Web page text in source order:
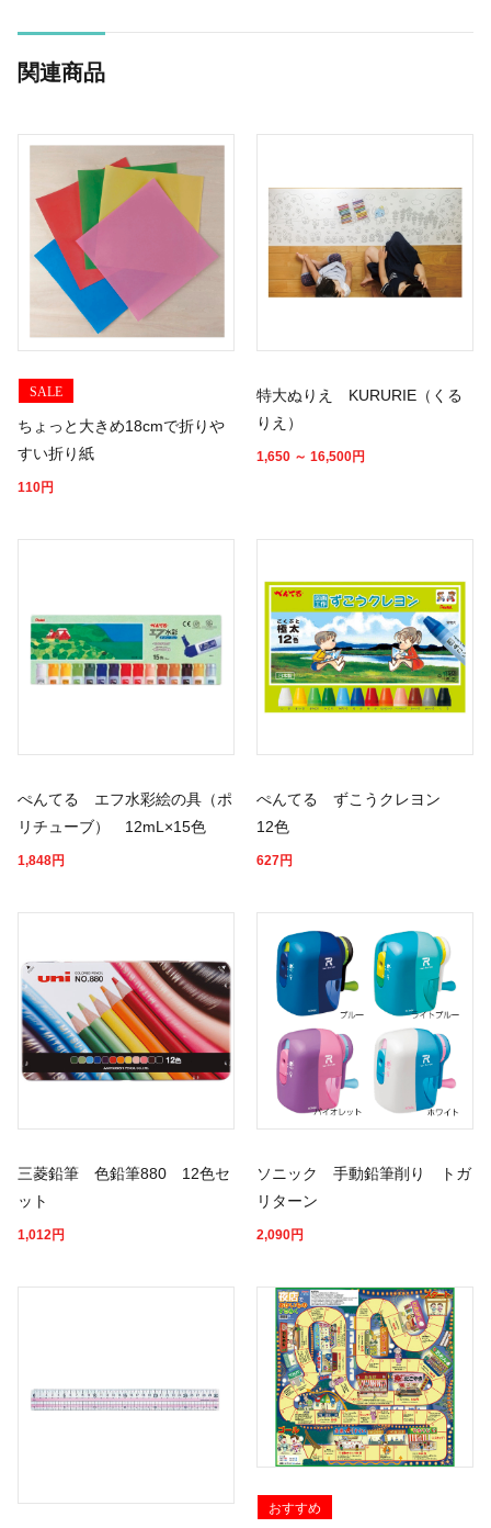
関連商品
SALE
ちょっと大きめ18cmで折りや
すい折り紙
110円
特大ぬりえ KURURIE（くる
りえ）
1,650 ～ 16,500円
ぺんてる エフ水彩絵の具（ポ
リチューブ） 12mL×15色
1,848円
ぺんてる ずこうクレヨン
12色
627円
三菱鉛筆 色鉛筆880 12色セ
ット
1,012円
ソニック 手動鉛筆削り トガ
リターン
2,090円
おすすめ